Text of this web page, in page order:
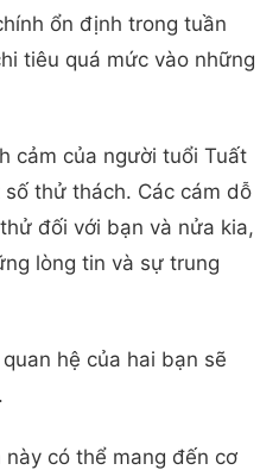
ổn định trong tuần
tiêu quá mức vào những
cảm của người tuổi Tuất
thử thách. Các cám dỗ
đối với bạn và nửa kia,
lòng tin và sự trung
hệ của hai bạn sẽ
có thể mang đến cơ